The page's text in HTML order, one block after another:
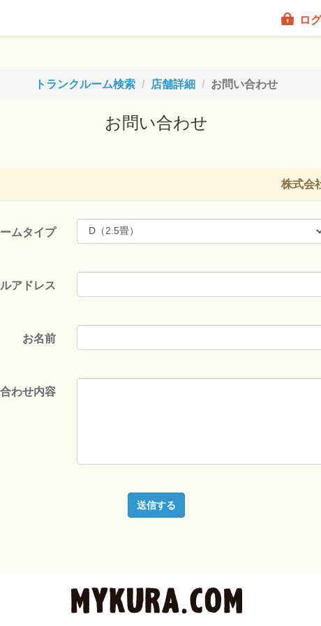
ロ
トランクルーム検索 店舗詳細 お問い合わせ
お問い合わせ
株式会
ムタイプ
アドレス
お名前
わせ内容
送信する